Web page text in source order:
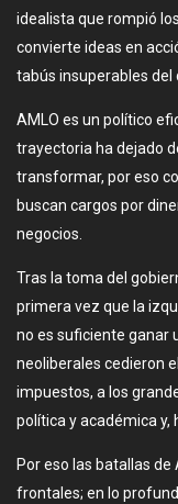
idealista que rompió
convierte ideas en
tabús insuperables del
AMLO es un político
trayectoria ha dejado
transformar, por eso
buscan cargos por
negocios.
Tras la toma del
primera vez que la
no es suficiente ganar
neoliberales cedieron
impuestos, a los
política y académica y,
Por eso las batallas
frontales; en lo